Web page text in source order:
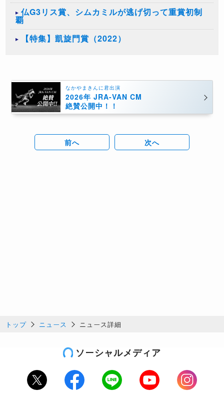
仏G3リス賞、シムカミルが逃げ切って重賞初制
覇
【特集】凱旋門賞（2022）
なかやまきんに君出演
2026年 JRA-VAN CM
絶賛公開中！！
前へ 次へ
トップ ニュース ニュース詳細
ソーシャルメディア
Twitter Facebook LINE Youtube Instagram